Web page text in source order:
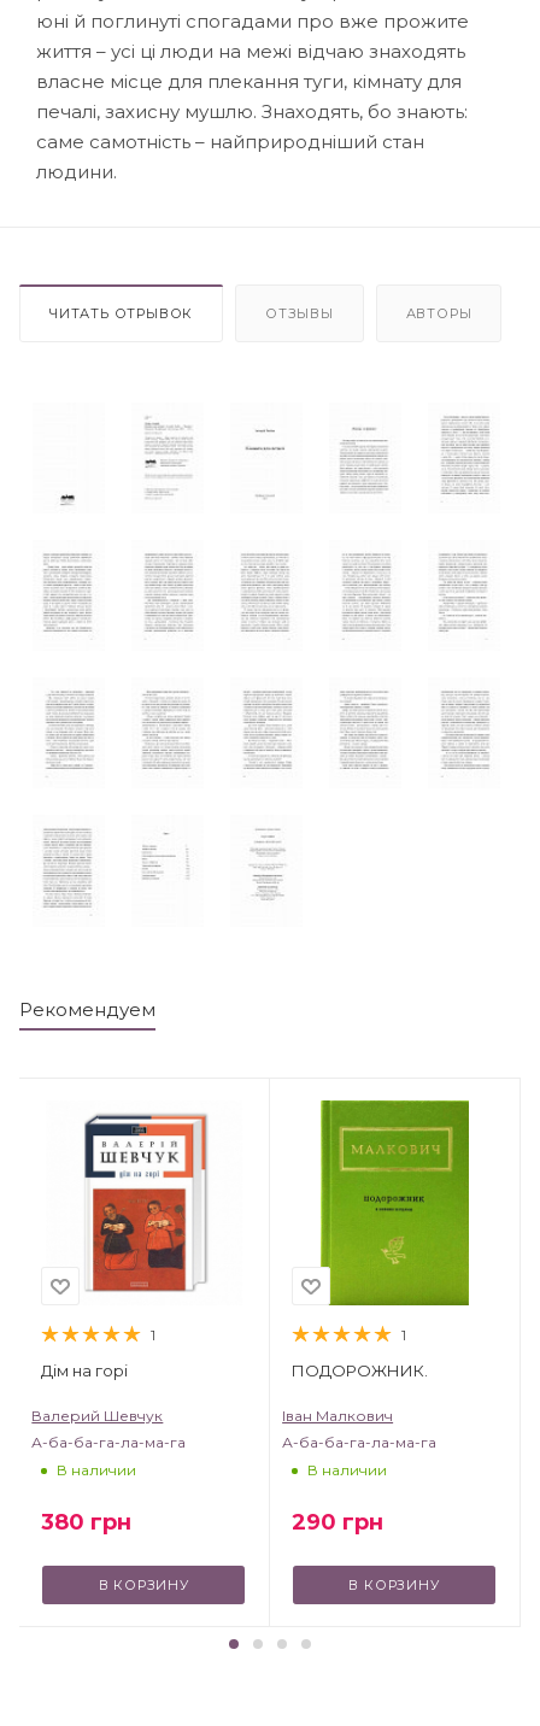
юні й поглинуті спогадами про вже прожите
життя – усі ці люди на межі відчаю знаходять
власне місце для плекання туги, кімнату для
печалі, захисну мушлю. Знаходять, бо знають:
саме самотність – найприродніший стан
людини.
ЧИТАТЬ ОТРЫВОК ОТЗЫВЫ АВТОРЫ
Рекомендуем
1
Дім на горі
Валерий Шевчук
А-ба-ба-га-ла-ма-га
В наличии
380 грн
В КОРЗИНУ
1
ПОДОРОЖНИК.
Іван Малкович
А-ба-ба-га-ла-ма-га
В наличии
290 грн
В КОРЗИНУ